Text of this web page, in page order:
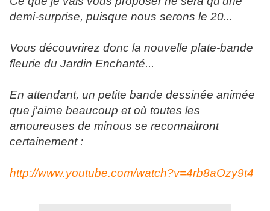
demi-surprise, puisque nous serons le 20...
Vous découvrirez donc la nouvelle plate-bande
fleurie du Jardin Enchanté...
En attendant, un petite bande dessinée animée
que j'aime beaucoup et où toutes les
amoureuses de minous se reconnaitront
certainement :
http://www.youtube.com/watch?v=4rb8aOzy9t4